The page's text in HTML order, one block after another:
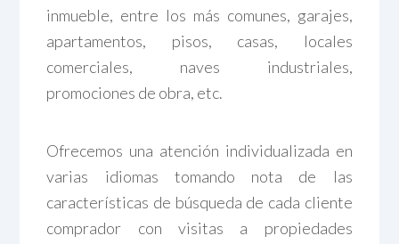
inmueble, entre los más comunes, garajes,
apartamentos, pisos, casas, locales
comerciales, naves industriales,
promociones de obra, etc.
Ofrecemos una atención individualizada en
varias idiomas tomando nota de las
características de búsqueda de cada cliente
comprador con visitas a propiedades